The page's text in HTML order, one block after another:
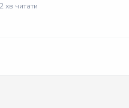
2 хв читати